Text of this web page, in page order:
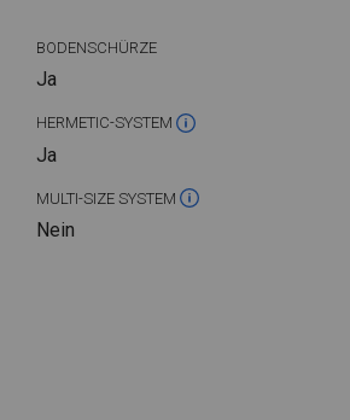
BODENSCHÜRZE
Ja
HERMETIC-SYSTEM
Ja
MULTI-SIZE SYSTEM
Nein